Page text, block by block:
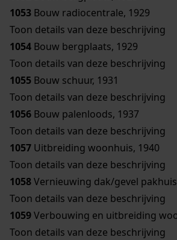
1053 Bouw radiocentrale, 1929
Toon details van deze beschrijving
1054 Bouw bergplaats, 1929
Toon details van deze beschrijving
1055 Bouw schuur, 1931
Toon details van deze beschrijving
1056 Bouw palenloods, 1937
Toon details van deze beschrijving
1057 Uitbreiding woonhuis, 1940
Toon details van deze beschrijving
1058Vernieuwing dak/gevel
Toon details van deze beschrijving
1059Verbouwing en uitbreiding
Toon details van deze beschrijving